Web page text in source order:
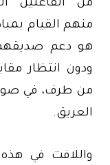
من الفاعلين
منهم القيام
هو دعم
ودون انتظار
من طرف، في
العريق.
واللافت في